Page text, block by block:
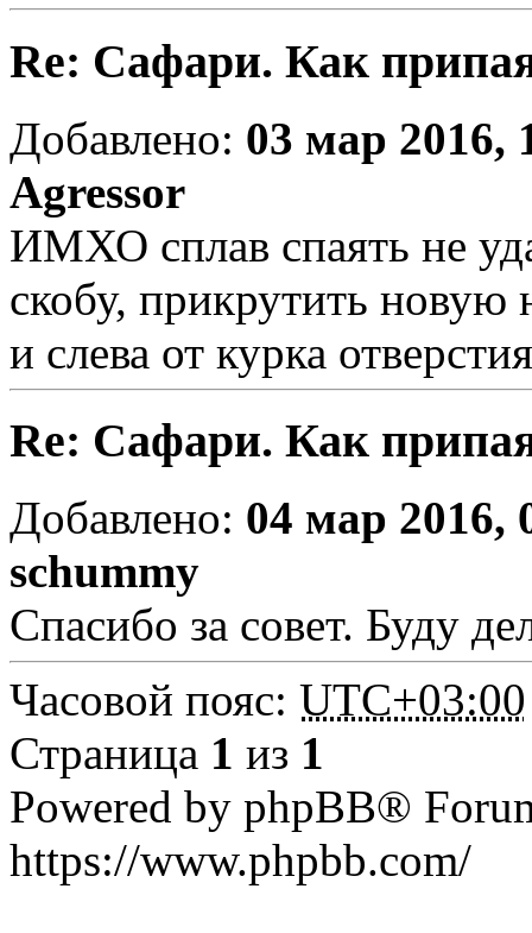
Re: Сафари. Как
Добавлено: 03 мар 2016,
Agressor
ИМХО сплав спаять не
скобу, прикрутить новую
и слева от курка
Re: Сафари. Как
Добавлено: 04 мар 2016,
schummy
Спасибо за совет. Буду
Часовой пояс: UTC+03:00
Страница 1 из 1
Powered by phpBB®
https://www.phpbb.com/